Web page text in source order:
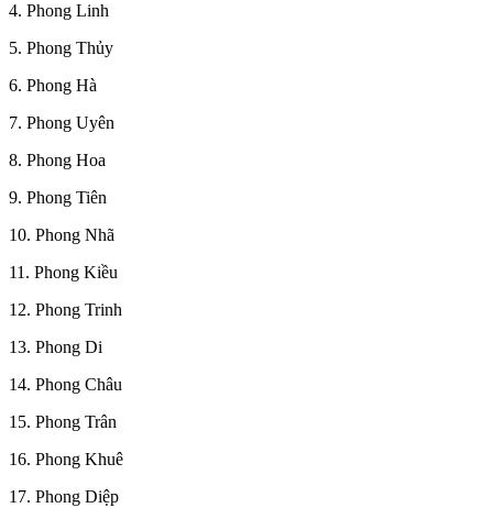
4. Phong Linh
5. Phong Thủy
6. Phong Hà
7. Phong Uyên
8. Phong Hoa
9. Phong Tiên
10. Phong Nhã
11. Phong Kiều
12. Phong Trinh
13. Phong Di
14. Phong Châu
15. Phong Trân
16. Phong Khuê
17. Phong Diệp